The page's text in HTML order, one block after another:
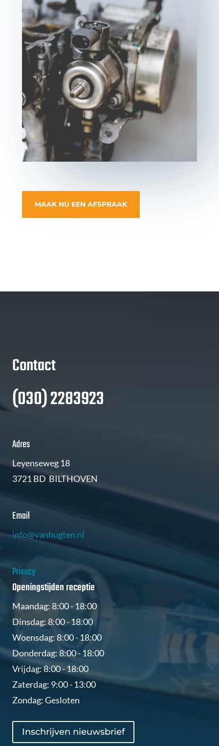
MAAK NU EEN AFSPRAAK
Contact
(030) 2283923
Adres
Leyenseweg 18
3721 BD BILTHOVEN
Email
info@vanhugten.nl
Privacy
Openingstijden receptie
Maandag: 8:00 - 18:00
Dinsdag: 8:00 - 18:00
Woensdag: 8:00 - 18:00
Donderdag: 8:00 - 18:00
Vrijdag: 8:00 - 18:00
Zaterdag: 9:00 - 13:00
Zondag: Gesloten
Inschrijven nieuwsbrief